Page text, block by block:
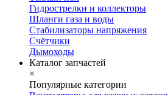
Гидрострелки и коллекторы
Шланги газа и воды
Стабилизаторы напряжения
Счётчики
Дымоходы
Каталог запчастей
×
Популярные категории